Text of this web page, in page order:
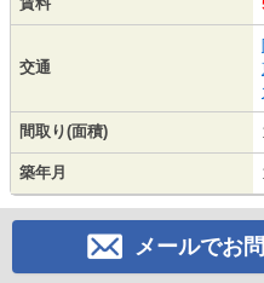
交通
間取り(面積)
築年月
メールでお